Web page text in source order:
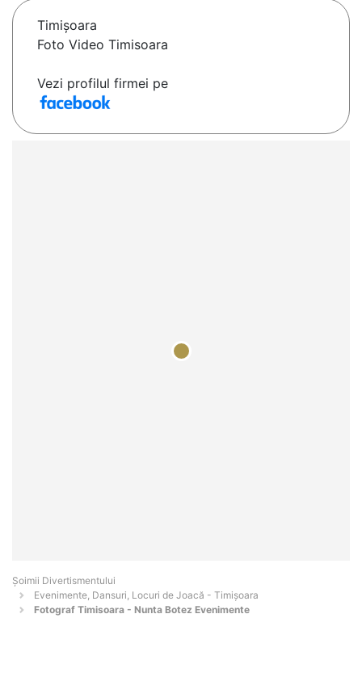
Timişoara
Foto Video Timisoara
Vezi profilul firmei pe
Şoimii Divertismentului
Evenimente, Dansuri, Locuri de Joacă - Timişoara
Fotograf Timisoara - Nunta Botez Evenimente